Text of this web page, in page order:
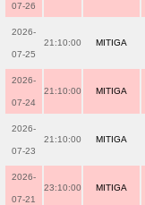
07-26
2026-
07-25
21:10:00 MITIGA
2026-
07-24
21:10:00 MITIGA
2026-
07-23
21:10:00 MITIGA
2026-
07-21
23:10:00 MITIGA